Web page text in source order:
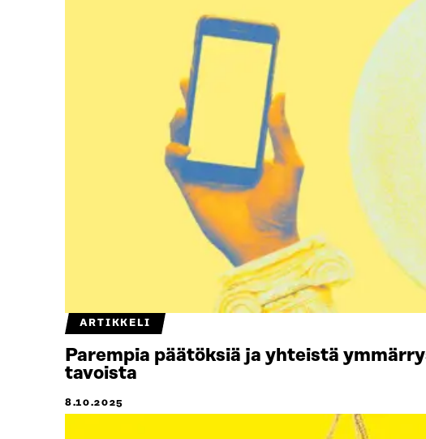
ARTIKKELI
Parempia päätöksiä ja yhteistä
tavoista
8.10.2025